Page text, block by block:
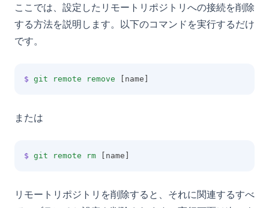
ここでは、設定したリモートリポジトリへの接続を削除
する方法を説明します。以下のコマンドを実行するだけ
です。
$ git remote remove [name]
または
$ git remote rm [name]
リモートリポジトリを削除すると、それに関連するすべ